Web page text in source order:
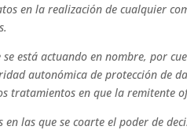
en la realización de cualquier
está actuando en nombre, por
autonómica de protección de
tratamientos en que la remitente
en las que se coarte el poder de